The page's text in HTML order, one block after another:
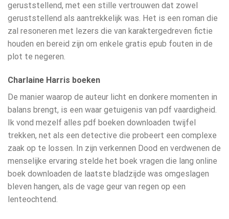
geruststellend, met een stille vertrouwen dat zowel
geruststellend als aantrekkelijk was. Het is een roman die
zal resoneren met lezers die van karaktergedreven fictie
houden en bereid zijn om enkele gratis epub fouten in de
plot te negeren.
Charlaine Harris boeken
De manier waarop de auteur licht en donkere momenten in
balans brengt, is een waar getuigenis van pdf vaardigheid.
Ik vond mezelf alles pdf boeken downloaden twijfel
trekken, net als een detective die probeert een complexe
zaak op te lossen. In zijn verkennen Dood en verdwenen de
menselijke ervaring stelde het boek vragen die lang online
boek downloaden de laatste bladzijde was omgeslagen
bleven hangen, als de vage geur van regen op een
lenteochtend.